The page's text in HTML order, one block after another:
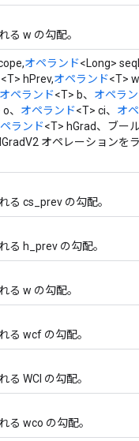
る w の勾配。
オペランド<Long>
<T> hPrev,オペランド<T>
オペランド<T> b、 オペラ
、 オペランド<T> ci、 オ
ランド<T> hGrad、ブー
オペレーションを
る cs_prev の勾配。
る h_prev の勾配。
る w の勾配。
る wcf の勾配。
る WCI の勾配。
る wco の勾配。